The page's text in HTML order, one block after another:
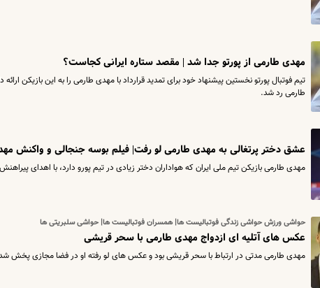
مهدی طارمی از پورتو جدا شد | مقصد ستاره ایرانی کجاست؟
تیم فوتبال پورتو نخستین پیشنهاد خود برای تمدید قرارداد با مهدی طارمی را به این بازیکن
طارمی رد شد.
عشق دختر پرتغالی به مهدی طارمی لو رفت| فیلم بوسه جنجالی و واکنش
مهدی طارمی بازیکن تیم ملی ایران که هواداران دختر زیادی در تیم پورو دارد، با اهدای
حواشی ورزش حواشی زندگی فوتبالیست ها| همسران فوتبالیست ها| حواشی سلبریتی ها
عکس های آتلیه ای ازدواج مهدی طارمی با سحر قریشی
مهدی طارمی مدتی در ارتباط با سحر قریشی بود و عکس های لو رفته او در فضا مجازی پخش